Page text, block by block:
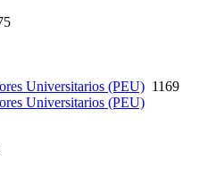
Universitarios (PEU) 1169
Universitarios (PEU)